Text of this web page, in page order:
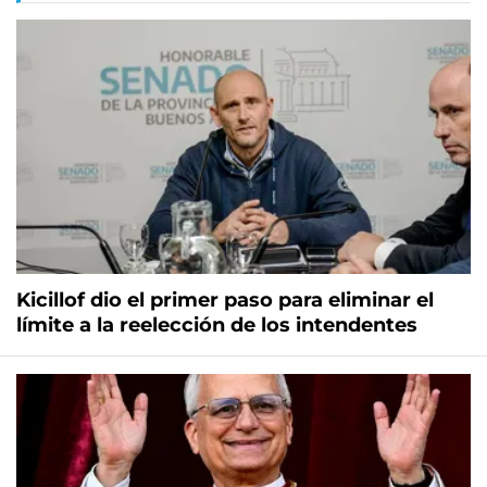
Kicillof dio el primer paso para eliminar el
límite a la reelección de los intendentes